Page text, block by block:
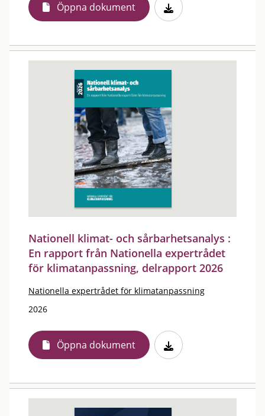
Öppna dokument
Nationell klimat- och sårbarhetsanalys :
En rapport från Nationella expertrådet
för klimatanpassning, delrapport 2026
Nationella expertrådet för klimatanpassning
2026
Öppna dokument